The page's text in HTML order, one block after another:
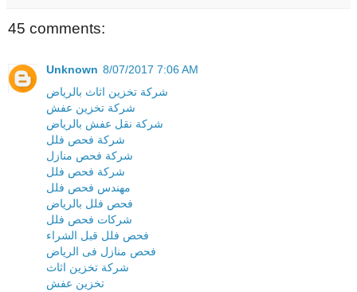
45 comments:
Unknown 8/07/2017 7:06 AM
شركة تخزين اثاث بالرياض
شركة تخزين عفش
شركة نقل عفش بالرياض
شركة فحص فلل
شركة فحص منازل
شركة فحص فلل
مهندس فحص فلل
فحص فلل بالرياض
شركات فحص فلل
فحص فلل قبل الشراء
فحص منازل فى الرياض
شركة تخزين اثاث
تخزين عفش